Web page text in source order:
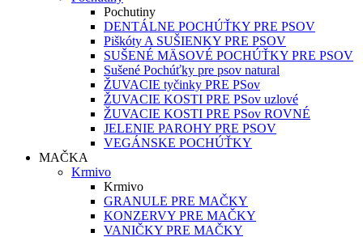
Pochutiny
DENTÁLNE POCHÚŤKY PRE PSOV
Piškóty A SUŠIENKY PRE PSOV
SUŠENÉ MÄSOVÉ POCHÚŤKY PRE PSOV
Sušené Pochúťky pre psov natural
ŽUVACIE tyčinky PRE PSov
ŽUVACIE KOSTI PRE PSov uzlové
ŽUVACIE KOSTI PRE PSov ROVNÉ
JELENIE PAROHY PRE PSOV
VEGÁNSKE POCHÚŤKY
MAČKA
Krmivo
Krmivo
GRANULE PRE MAČKY
KONZERVY PRE MAČKY
VANIČKY PRE MAČKY